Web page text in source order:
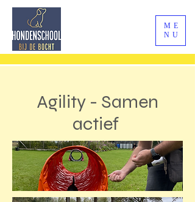
ME
NU
Agility - Samen
actief